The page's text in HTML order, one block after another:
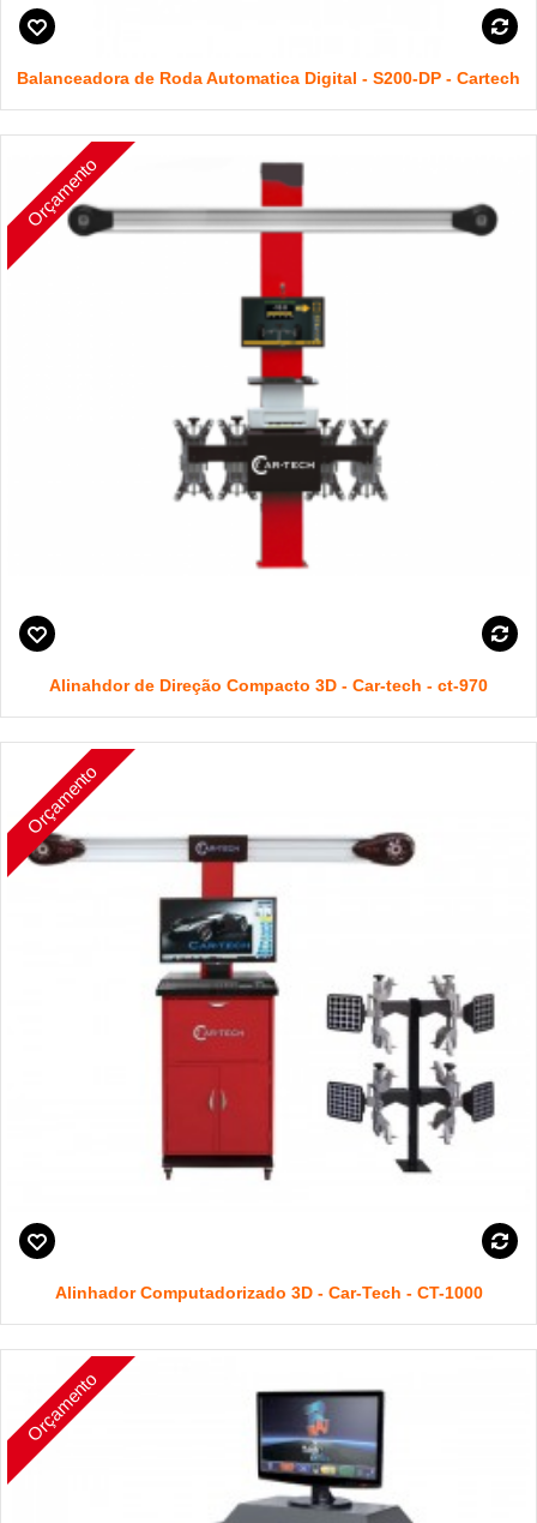
Balanceadora de Roda Automatica Digital - S200-DP - Cartech
Orçamento
Alinahdor de Direção Compacto 3D - Car-tech - ct-970
Orçamento
Alinhador Computadorizado 3D - Car-Tech - CT-1000
Orçamento